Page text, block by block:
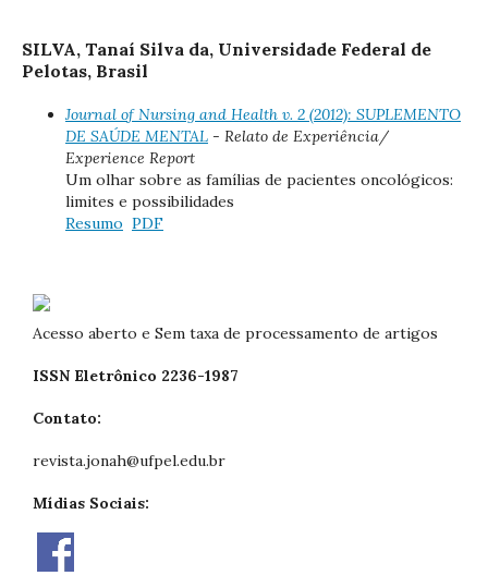
SILVA, Tanaí Silva da, Universidade Federal de
Pelotas, Brasil
Journal of Nursing and Health v. 2 (2012): SUPLEMENTO
DE SAÚDE MENTAL - Relato de Experiência/
Experience Report
Um olhar sobre as famílias de pacientes oncológicos:
limites e possibilidades
Resumo PDF
Acesso aberto e Sem taxa de processamento de artigos
ISSN Eletrônico 2236-1987
Contato:
revista.jonah@ufpel.edu.br
Mídias Sociais: